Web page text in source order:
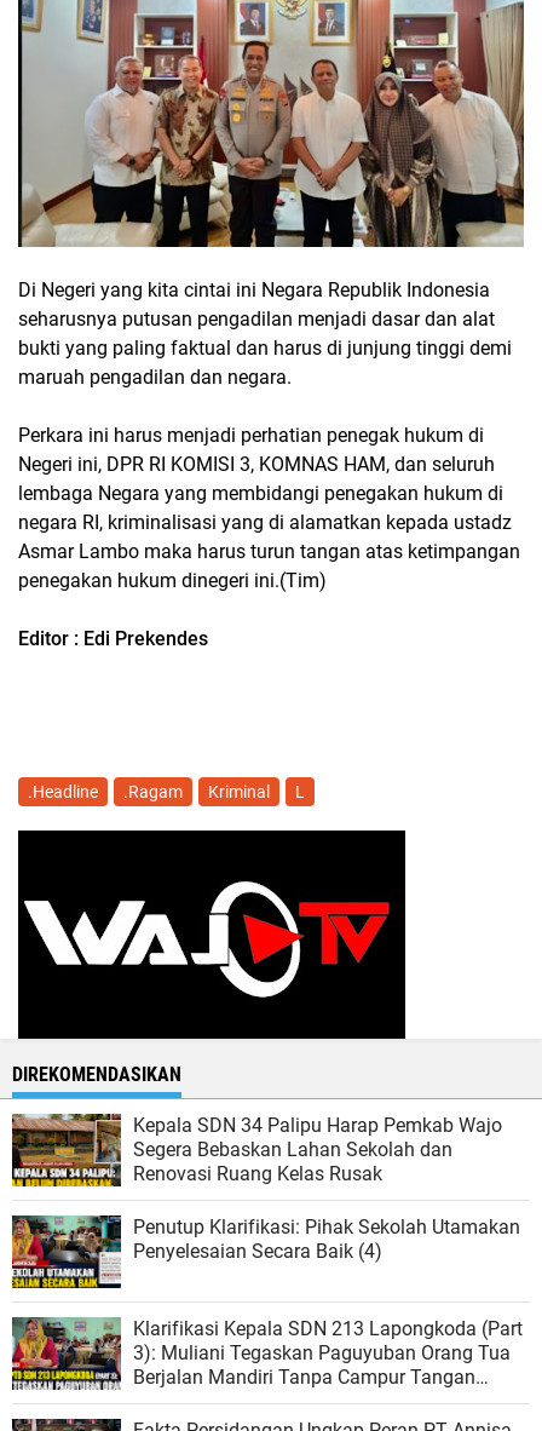
Di Negeri yang kita cintai ini Negara Republik Indonesia
seharusnya putusan pengadilan menjadi dasar dan alat
bukti yang paling faktual dan harus di junjung tinggi demi
maruah pengadilan dan negara.
Perkara ini harus menjadi perhatian penegak hukum di
Negeri ini, DPR RI KOMISI 3, KOMNAS HAM, dan seluruh
lembaga Negara yang membidangi penegakan hukum di
negara RI, kriminalisasi yang di alamatkan kepada ustadz
Asmar Lambo maka harus turun tangan atas ketimpangan
penegakan hukum dinegeri ini.(Tim)
Editor : Edi Prekendes
.Headline .Ragam Kriminal L
DIREKOMENDASIKAN
Kepala SDN 34 Palipu Harap Pemkab Wajo
Segera Bebaskan Lahan Sekolah dan
Renovasi Ruang Kelas Rusak
Penutup Klarifikasi: Pihak Sekolah Utamakan
Penyelesaian Secara Baik (4)
Klarifikasi Kepala SDN 213 Lapongkoda (Part
3): Muliani Tegaskan Paguyuban Orang Tua
Berjalan Mandiri Tanpa Campur Tangan
Sekolah (3)